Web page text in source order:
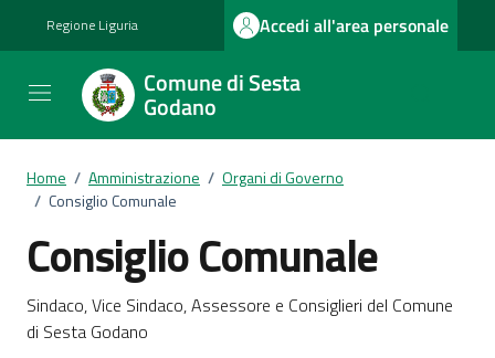
Regione Liguria Accedi all'area personale
Comune di Sesta
Godano
Home / Amministrazione / Organi di Governo
/ Consiglio Comunale
Consiglio Comunale
Dettagli del documento
Sindaco, Vice Sindaco, Assessore e Consiglieri del Comune
di Sesta Godano